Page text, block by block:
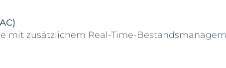
mit zusätzlichem Real-Time-